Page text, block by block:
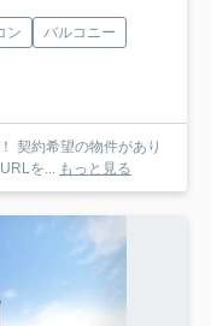
ン
バルコニー
を... もっと見る